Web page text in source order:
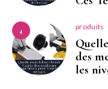
4 produits
des
les